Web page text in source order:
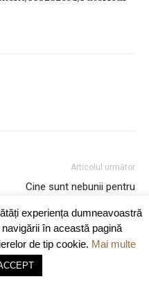
Articolul următor
Cine sunt nebunii pentru
AUTOR
experiența dumneavoastră
în această pagină
de tip cookie. Mai multe